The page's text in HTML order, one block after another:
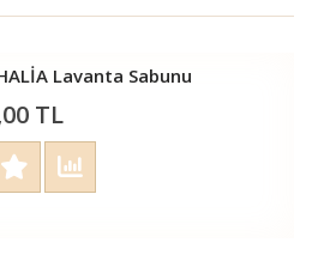
Lavanta Sabunu
TL